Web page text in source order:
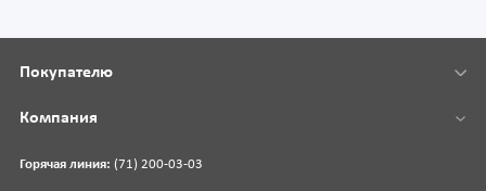
Горячая линия: (71) 200-03-03
Покупателю
Компания